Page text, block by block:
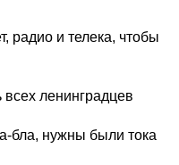
радио и телека, чтобы
всех ленинградцев
бла, нужны были тока